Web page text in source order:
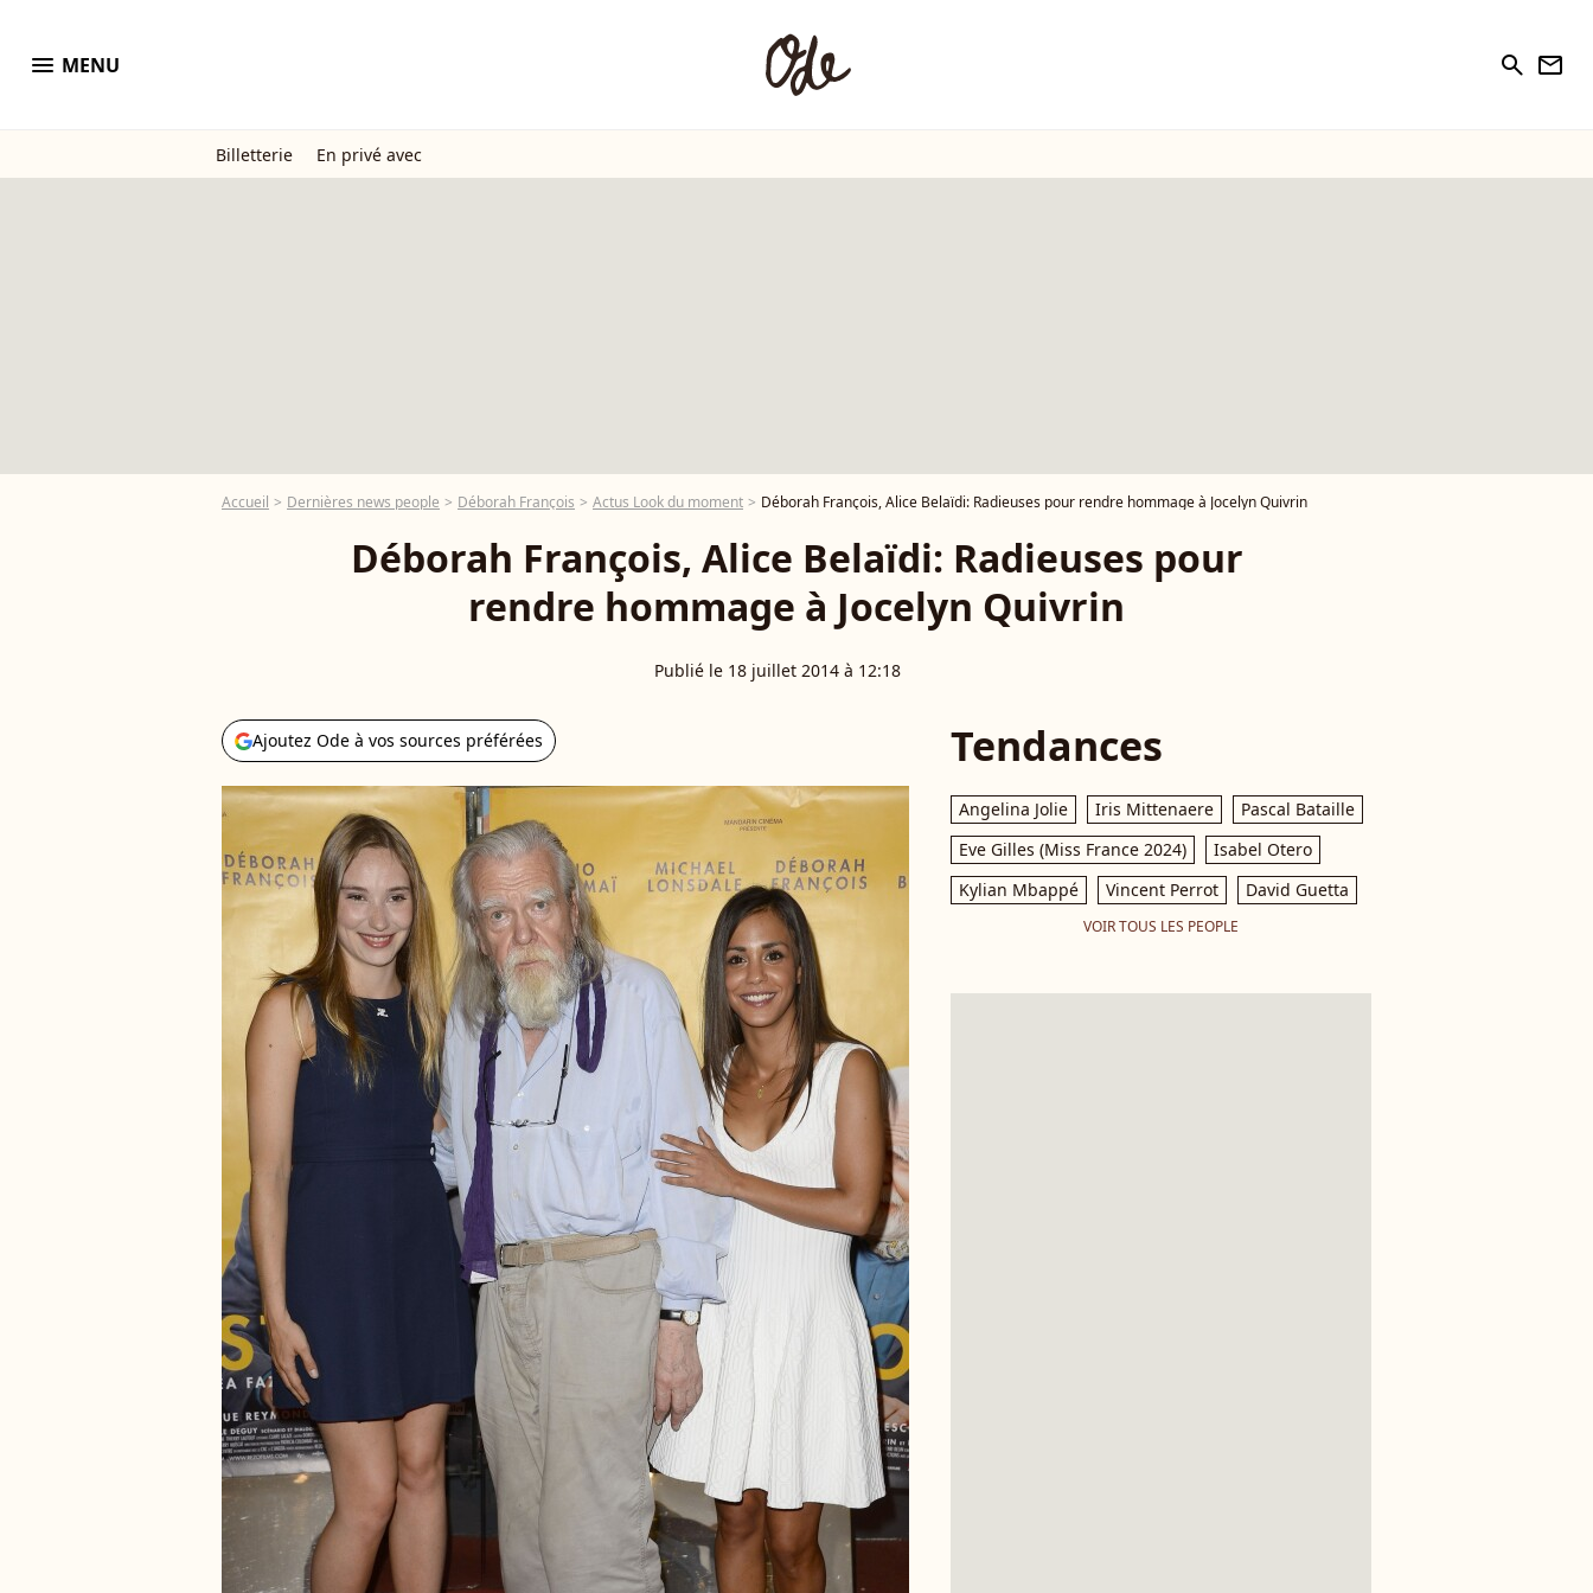
menu MENU search newsletter
Billetterie En privé avec
Accueil Dernières news people Déborah François Actus Look du moment Déborah François, Alice Belaïdi: Radieuses pour rendre hommage à Jocelyn Quivrin
Déborah François, Alice Belaïdi: Radieuses pour
rendre hommage à Jocelyn Quivrin
Publié le 18 juillet 2014 à 12:18
Ajoutez Ode à vos sources préférées Tendances
Angelina Jolie Iris Mittenaere
Pascal Bataille
Eve Gilles (Miss France 2024)
Isabel Otero
Kylian Mbappé
Vincent Perrot David Guetta
VOIR TOUS LES PEOPLE